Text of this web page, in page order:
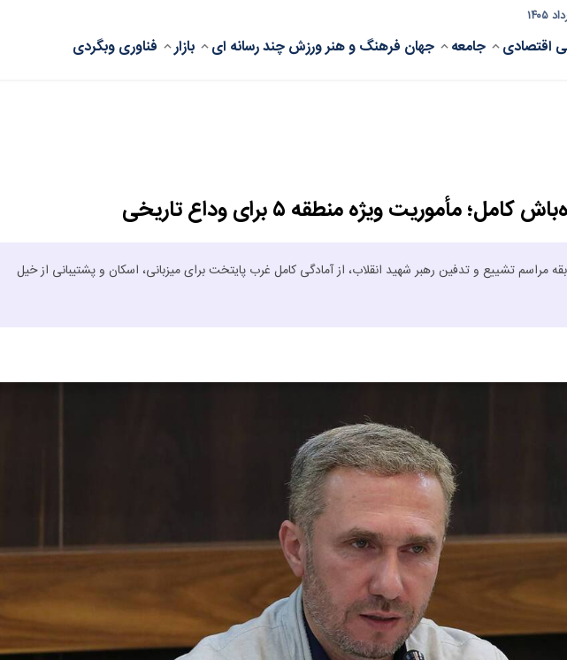
اقتصادی جامعه جهان فرهنگ و هنرورزشچند رسانه ای بازار فناوریوبگردی
مأموریت ویژه منطقه ۵ برای وداع تاریخی
ابعاد بی‌سابقه مراسم تشییع و تدفین رهبر شهید انقلاب، از آمادگی کامل غرب پایتخت برای میزبانی، اسکان و پشتیبانی از خیل